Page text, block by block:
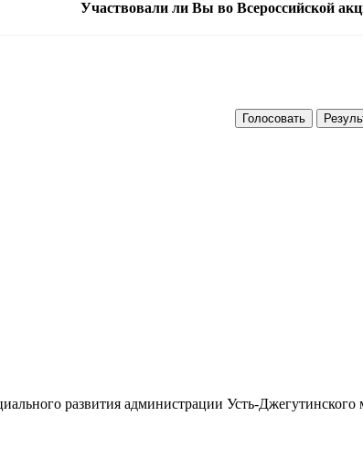
Участвовали ли Вы во Всероссийской
развития администрации Усть-Джегутинского